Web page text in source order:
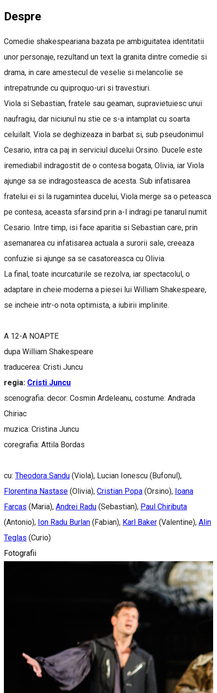
Despre
Comedie shakespeariana bazata pe ambiguitatea identitatii
unor personaje, rezultand un text la granita dintre comedie si
drama, in care amestecul de veselie si melancolie se
intrepatrunde cu quiproquo-uri si travestiuri.
Viola si Sebastian, fratele sau geaman, supravietuiesc unui
naufragiu, dar niciunul nu stie ce s-a intamplat cu soarta
celuilalt. Viola se deghizeaza in barbat si, sub pseudonimul
Cesario, intra ca paj in serviciul ducelui Orsino. Ducele este
iremediabil indragostit de o contesa bogata, Olivia, iar Viola
ajunge sa se indragosteasca de acesta. Sub infatisarea
fratelui ei si la rugamintea ducelui, Viola merge sa o peteasca
pe contesa, aceasta sfarsind prin a-l indragi pe tanarul numit
Cesario. Intre timp, isi face aparitia si Sebastian care, prin
asemanarea cu infatisarea actuala a surorii sale, creeaza
confuzie si ajunge sa se casatoreasca cu Olivia.
La final, toate incurcaturile se rezolva, iar spectacolul, o
adaptare in cheie moderna a piesei lui William Shakespeare,
se incheie intr-o nota optimista, a iubirii implinite.
A 12-A NOAPTE
dupa William Shakespeare
traducerea: Cristi Juncu
regia: Cristi Juncu
scenografia: decor: Cosmin Ardeleanu, costume: Andrada
Chiriac
muzica: Cristina Juncu
coregrafia: Attila Bordas
cu: Theodora Sandu (Viola), Lucian Ionescu (Bufonul),
Florentina Nastase (Olivia), Cristian Popa (Orsino), Ioana
Farcas (Maria), Andrei Radu (Sebastian), Paul Chiributa
(Antonio), Ion Radu Burlan (Fabian), Karl Baker (Valentine), Alin
Teglas (Curio)
Fotografii